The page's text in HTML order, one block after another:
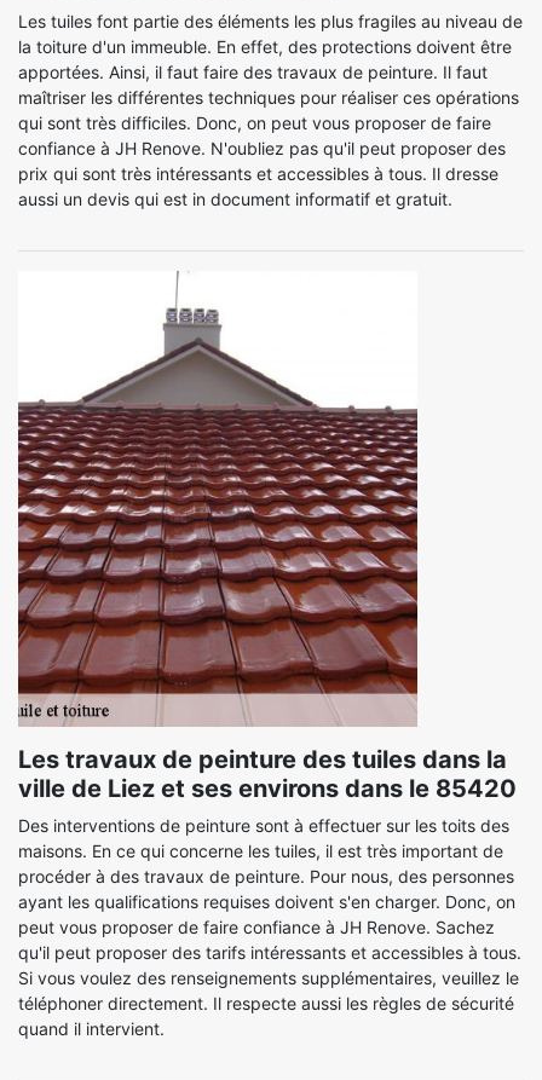
Les tuiles font partie des éléments les plus fragiles au niveau de
la toiture d'un immeuble. En effet, des protections doivent être
apportées. Ainsi, il faut faire des travaux de peinture. Il faut
maîtriser les différentes techniques pour réaliser ces opérations
qui sont très difficiles. Donc, on peut vous proposer de faire
confiance à JH Renove. N'oubliez pas qu'il peut proposer des
prix qui sont très intéressants et accessibles à tous. Il dresse
aussi un devis qui est in document informatif et gratuit.
Les travaux de peinture des tuiles dans la
ville de Liez et ses environs dans le 85420
Des interventions de peinture sont à effectuer sur les toits des
maisons. En ce qui concerne les tuiles, il est très important de
procéder à des travaux de peinture. Pour nous, des personnes
ayant les qualifications requises doivent s'en charger. Donc, on
peut vous proposer de faire confiance à JH Renove. Sachez
qu'il peut proposer des tarifs intéressants et accessibles à tous.
Si vous voulez des renseignements supplémentaires, veuillez le
téléphoner directement. Il respecte aussi les règles de sécurité
quand il intervient.